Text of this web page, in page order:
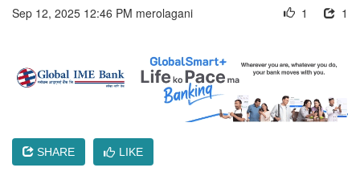
Sep 12, 2025 12:46 PM merolagani 1
1
SHARE LIKE